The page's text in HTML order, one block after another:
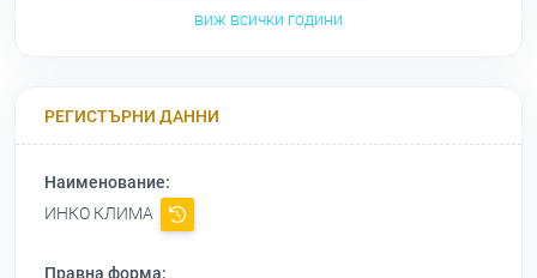
виж всички години
РЕГИСТЪРНИ ДАННИ
Наименование:
ИНКО КЛИМА
Правна форма: